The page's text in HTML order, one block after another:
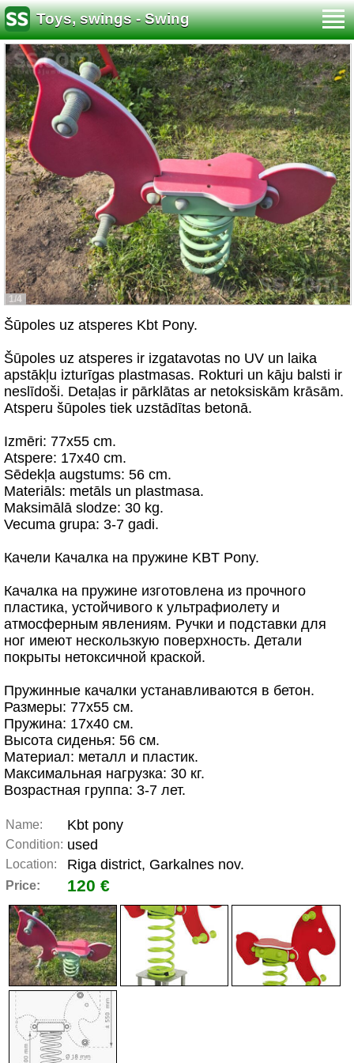
Toys, swings - Swing
1/4
Šūpoles uz atsperes Kbt Pony.
Šūpoles uz atsperes ir izgatavotas no UV un laika
apstākļu izturīgas plastmasas. Rokturi un kāju balsti ir
neslīdoši. Detaļas ir pārklātas ar netoksiskām krāsām.
Atsperu šūpoles tiek uzstādītas betonā.
Izmēri: 77x55 cm.
Atspere: 17х40 cm.
Sēdekļa augstums: 56 cm.
Materiāls: metāls un plastmasa.
Maksimālā slodze: 30 kg.
Vecuma grupa: 3-7 gadi.
Качели Качалка на пружине KBT Pony.
Качалка на пружине изготовлена из прочного
пластика, устойчивого к ультрафиолету и
атмосферным явлениям. Ручки и подставки для
ног имеют нескользкую поверхность. Детали
покрыты нетоксичной краской.
Пружинные качалки устанавливаются в бетон.
Размеры: 77х55 см.
Пружина: 17х40 см.
Высота сиденья: 56 см.
Материал: металл и пластик.
Максимальная нагрузка: 30 кг.
Возрастная группа: 3-7 лет.
Name: Kbt pony
Condition: used
Location: Riga district, Garkalnes nov.
Price: 120 €